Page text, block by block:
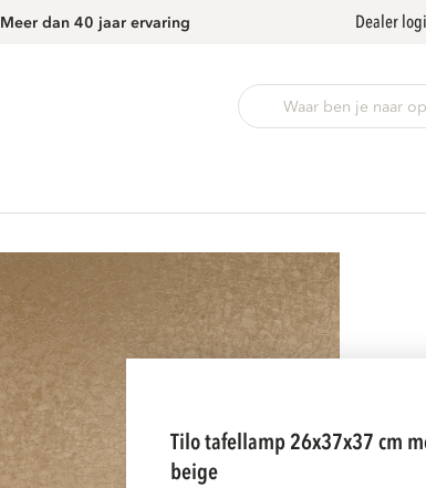
Meer dan 40 jaar ervaring Dealer
tilo tafellamp 26x37x37 cm metaal
beige